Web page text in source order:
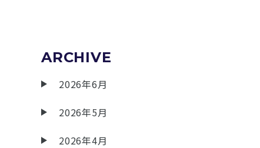
ARCHIVE
2026年6月
2026年5月
2026年4月